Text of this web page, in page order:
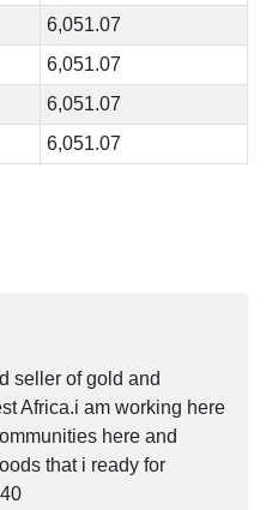
6,051.07
6,051.07
6,051.07
6,051.07
seller of gold and
Africa.i am working here
here and
that i ready for